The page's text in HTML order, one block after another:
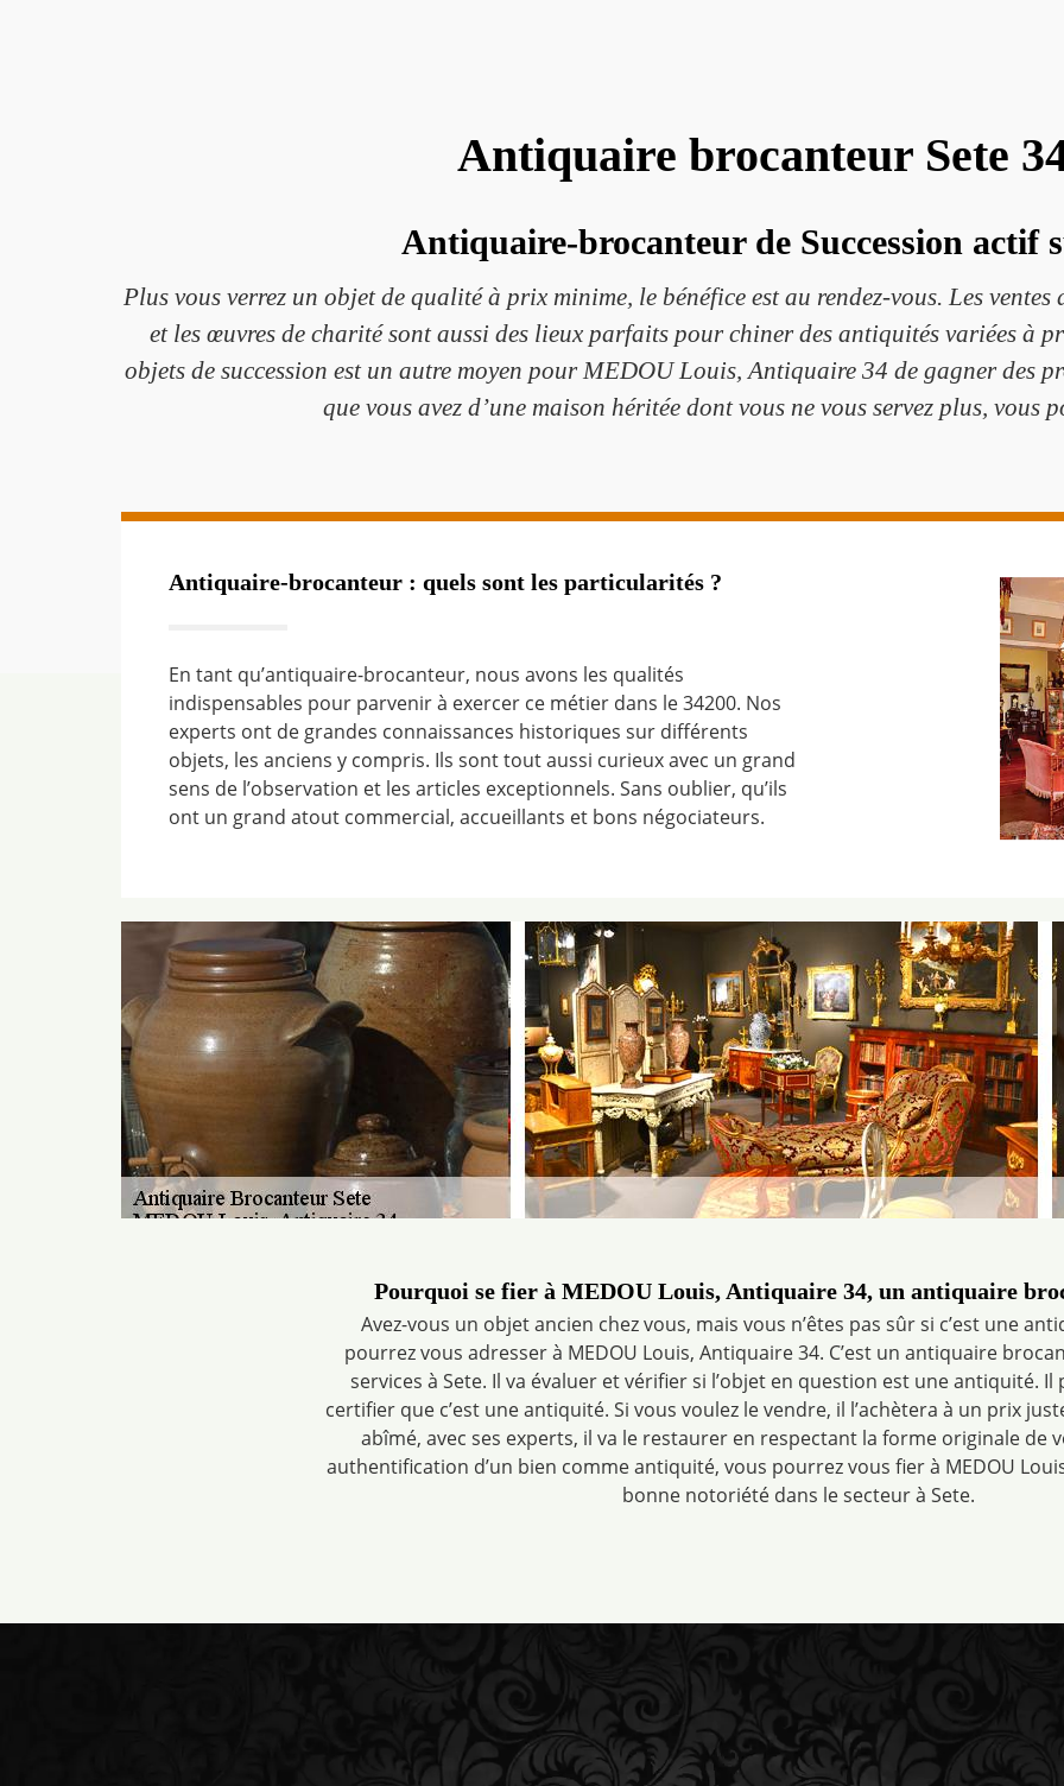
Antiquaire brocanteur Sete
Antiquaire-brocanteur de Succession actif
Plus vous verrez un objet de qualité à prix minime, le bénéfice est au rendez-vous. Les
et les œuvres de charité sont aussi des lieux parfaits pour chiner des antiquités variées à
objets de succession est un autre moyen pour MEDOU Louis, Antiquaire 34 de gagner des
que vous avez d’une maison héritée dont vous ne vous servez plus, vous
Antiquaire-brocanteur : quels sont les particularités ?
En tant qu’antiquaire-brocanteur, nous avons les qualités
indispensables pour parvenir à exercer ce métier dans le 34200. Nos
experts ont de grandes connaissances historiques sur différents
objets, les anciens y compris. Ils sont tout aussi curieux avec un grand
sens de l’observation et les articles exceptionnels. Sans oublier, qu’ils
ont un grand atout commercial, accueillants et bons négociateurs.
Pourquoi se fier à MEDOU Louis, Antiquaire 34, un antiquaire
Avez-vous un objet ancien chez vous, mais vous n’êtes pas sûr si c’est une
pourrez vous adresser à MEDOU Louis, Antiquaire 34. C’est un antiquaire
services à Sete. Il va évaluer et vérifier si l’objet en question est une antiquité.
certifier que c’est une antiquité. Si vous voulez le vendre, il l’achètera à un prix
abîmé, avec ses experts, il va le restaurer en respectant la forme originale de
authentification d’un bien comme antiquité, vous pourrez vous fier à MEDOU
bonne notoriété dans le secteur à Sete.